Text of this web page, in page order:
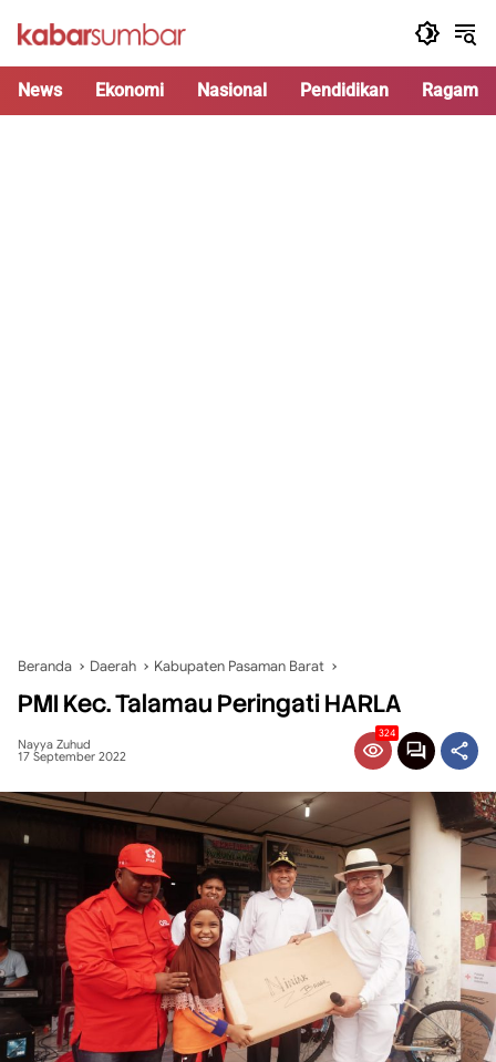
News Ekonomi Nasional Pendidikan Ragam
Beranda Daerah Kabupaten Pasaman Barat
PMI Kec. Talamau Peringati HARLA
Nayya Zuhud
17 September 2022
324